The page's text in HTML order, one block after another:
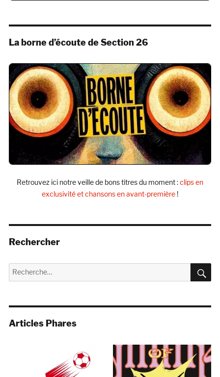
La borne d’écoute de Section 26
Retrouvez ici notre veille de bons titres du moment :clips en
exclusivité et chansons en avant-première !
Rechercher
Recherche
pour :
Articles Phares